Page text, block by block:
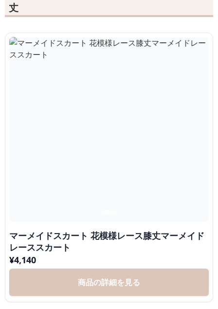
丈
マーメイドスカート 花模様レース膝丈マーメイド
レーススカート
¥4,140
商品の詳細を見る